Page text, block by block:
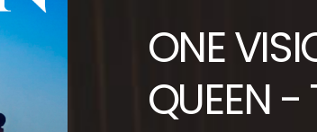
ONE
QUEEN